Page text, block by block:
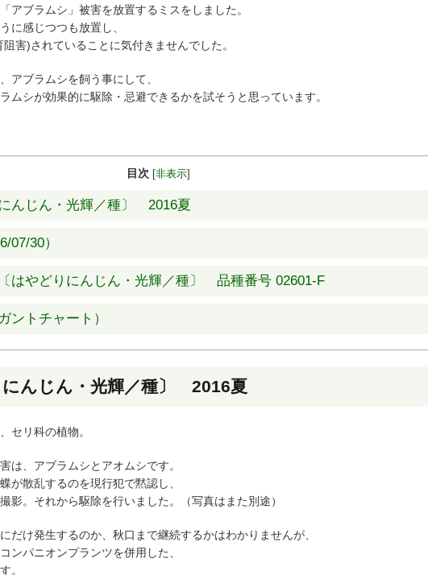
アブラムシ」被害を放置するミスをしました。
に感じつつも放置し、
害)されていることに気付きませんでした。
アブラムシを飼う事にして、
ムシが効果的に駆除・忌避できるかを試そうと思っています。
目次 非表示
んじん・光輝／種〕 2016夏
07/30）
はやどりにんじん・光輝／種〕 品種番号 02601-F
ントチャート）
にんじん・光輝／種〕 2016夏
セリ科の植物。
は、アブラムシとアオムシです。
が散乱するのを現行犯で黙認し、
影。それから駆除を行いました。（写真はまた別途）
だけ発生するのか、秋口まで継続するかはわかりませんが、
ンパニオンプランツを併用した、
。